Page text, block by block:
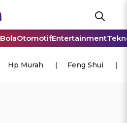
BolaOtomotifEntertainment
Hp Murah Feng Shui